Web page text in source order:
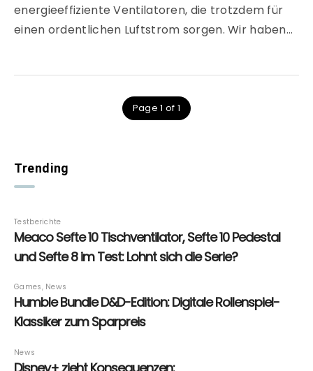
energieeffiziente Ventilatoren, die trotzdem für
einen ordentlichen Luftstrom sorgen. Wir haben…
Page 1 of 1
Trending